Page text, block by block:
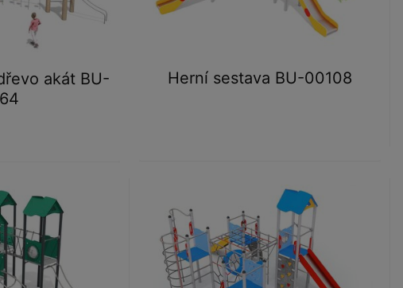
akát BU-
Herní sestava BU-00108